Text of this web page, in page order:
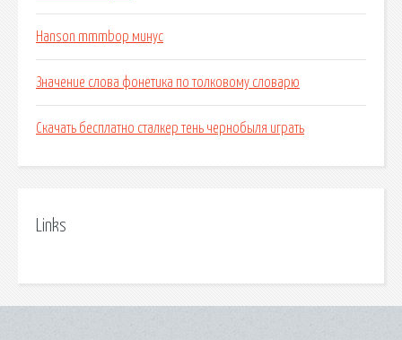
Hanson mmmbop минус
Значение слова фонетика по толковому словарю
Скачать бесплатно сталкер тень чернобыля играть
Links